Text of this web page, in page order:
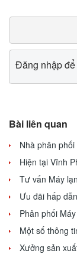
Đăng nhập để
Bài liên quan
Nhà phân
Hiện tại Vĩnh
Tư vấn Máy
Ưu đãi hấp
Phân phối
Một số thông
Xưởng sản